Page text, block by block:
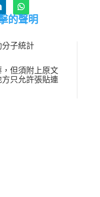
的聲明
子統計
但須附上原文
只允許張貼連